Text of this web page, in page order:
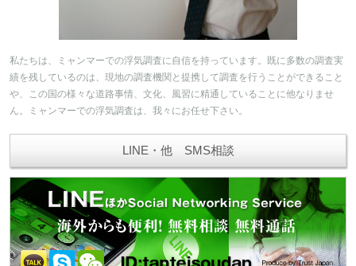
私たちは、ミャンマーでの浮気調査に自信を持っています。既に多数の調査実
績を残しているのは、現地の調査機関と提携して調査を行うことができること
や、この国の様々な道路事情、文化、風習に精通していることに他なりませ
ん。ミャンマーでの浮気調査は、我々にお任せ下さい。
LINE・他 SMS相談